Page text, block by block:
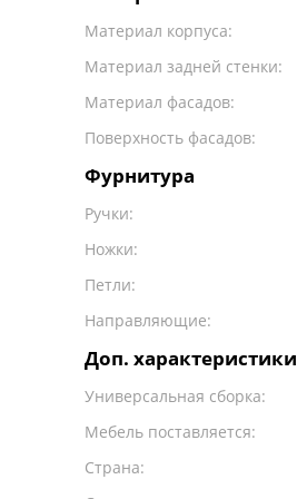
Материал корпуса:
Материал задней стенки:
Материал фасадов:
Поверхность фасадов:
Фурнитура
Ручки:
Ножки:
Петли:
Направляющие:
Доп. характеристики
Универсальная сборка:
Мебель поставляется:
Страна: